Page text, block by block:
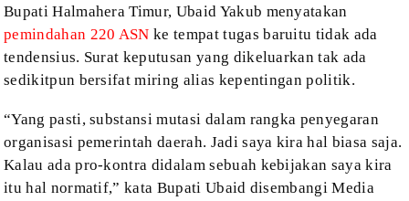
Bupati Halmahera Timur, Ubaid Yakub menyatakan
pemindahan 220 ASN ke tempat tugas baruitu tidak ada
tendensius. Surat keputusan yang dikeluarkan tak ada
sedikitpun bersifat miring alias kepentingan politik.
“Yang pasti, substansi mutasi dalam rangka penyegaran
organisasi pemerintah daerah. Jadi saya kira hal biasa saja.
Kalau ada pro-kontra didalam sebuah kebijakan saya kira
itu hal normatif,” kata Bupati Ubaid disembangi Media